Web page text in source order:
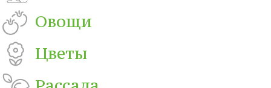
Овощи
Цветы